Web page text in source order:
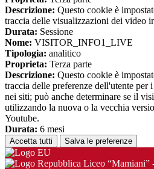
Descrizione: Questo cookie è
traccia delle visualizzazioni dei video
Durata: Sessione
Nome: VISITOR_INFO1_LIVE
Tipologia: analitico
Proprieta: Terza parte
Descrizione: Questo cookie è
traccia delle preferenze dell'utente
nei siti; può anche determinare se il
utilizzando la nuova o la vecchia
Youtube.
Durata: 6 mesi
Accetta tutti Salva le preferenze
Liceo “Mamiani”